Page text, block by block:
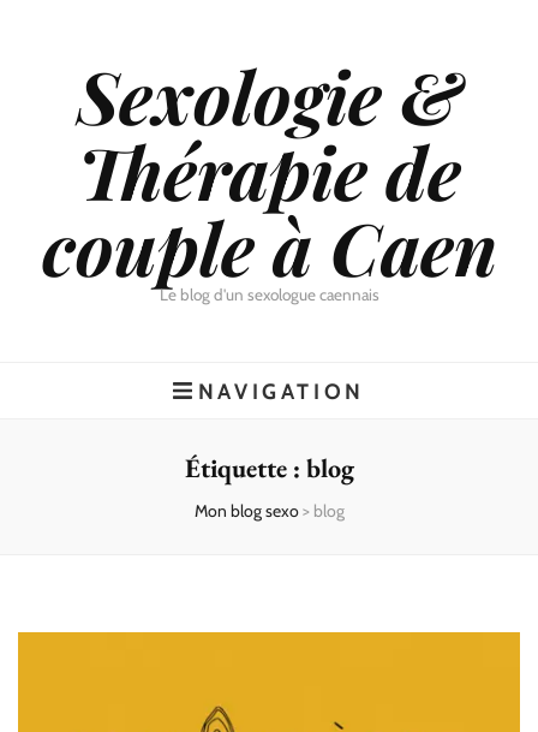
Sexologie &
Thérapie de
couple à Caen
Le blog d'un sexologue caennais
NAVIGATION
Étiquette : blog
Mon blog sexo> blog